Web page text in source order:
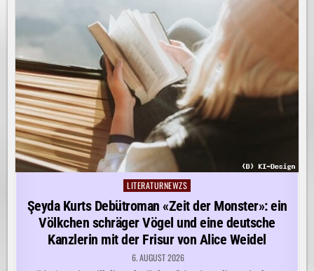
Posted
in
LITERATURNEWZS
Şeyda Kurts Debütroman «Zeit der Monster»: ein
Völkchen schräger Vögel und eine deutsche
Kanzlerin mit der Frisur von Alice Weidel
6. AUGUST 2026